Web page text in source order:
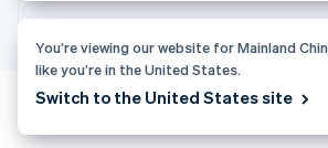
You’re viewing our website for Mainland
like you’re in the United States.
Switch to the United States site